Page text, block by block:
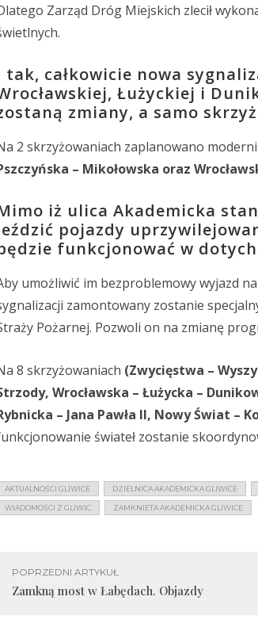
Zarząd Dróg Miejskich zlecił
tak, całkowicie nowa
Łużyckiej i
zmiany, a samo
2 skrzyżowaniach zaplanowano
– Mikołowska oraz
iż ulica Akademicka
pojazdy
funkcjonować w
umożliwić im bezproblemowy wyjazd
zamontowany zostanie
Pożarnej. Pozwoli on na zmianę
8 skrzyżowaniach (Zwycięstwa –
Wrocławska – Łużycka –
– Jana Pawła II, Nowy Świat –
świateł zostanie
AKTUALNOŚCI GLIWICE DZIELNICA AKADEMICKA GLIWICE
WIADOMOŚCI Z GLIWIC ZAMKNIETA AKADEMICKA GLIWICE
POPRZEDNI ARTYKUŁ
Zamkną most w Łabędach. Objazdy